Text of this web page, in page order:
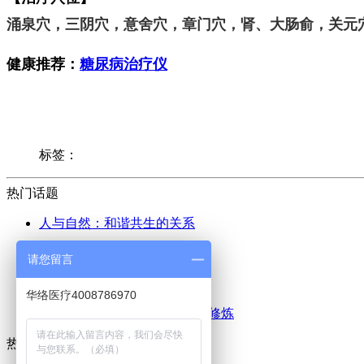
涌泉穴，三阴穴，意舍穴，章门穴，肾、大肠俞，关
健康推荐 ： 糖尿病治疗仪
标签：
热门话题
人与自然：和谐共生的关系
太极：和谐与力量的完美结合
健身：提升身体与心灵的双重修炼
热门标签
请您留言
华络医疗4008786970